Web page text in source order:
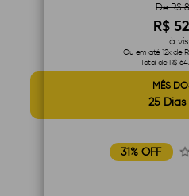
De R$
R$
à
Ou em até 12x de
Total de R$
MÊS
25 Dias
31% OFF